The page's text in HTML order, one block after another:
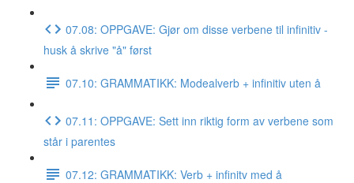
07.08: OPPGAVE: Gjør om disse verbene til infinitiv -
husk å skrive "å" først
07.10: GRAMMATIKK: Modealverb + infinitiv uten å
07.11: OPPGAVE: Sett inn riktig form av verbene som
står i parentes
07.12: GRAMMATIKK: Verb + infinitv med å